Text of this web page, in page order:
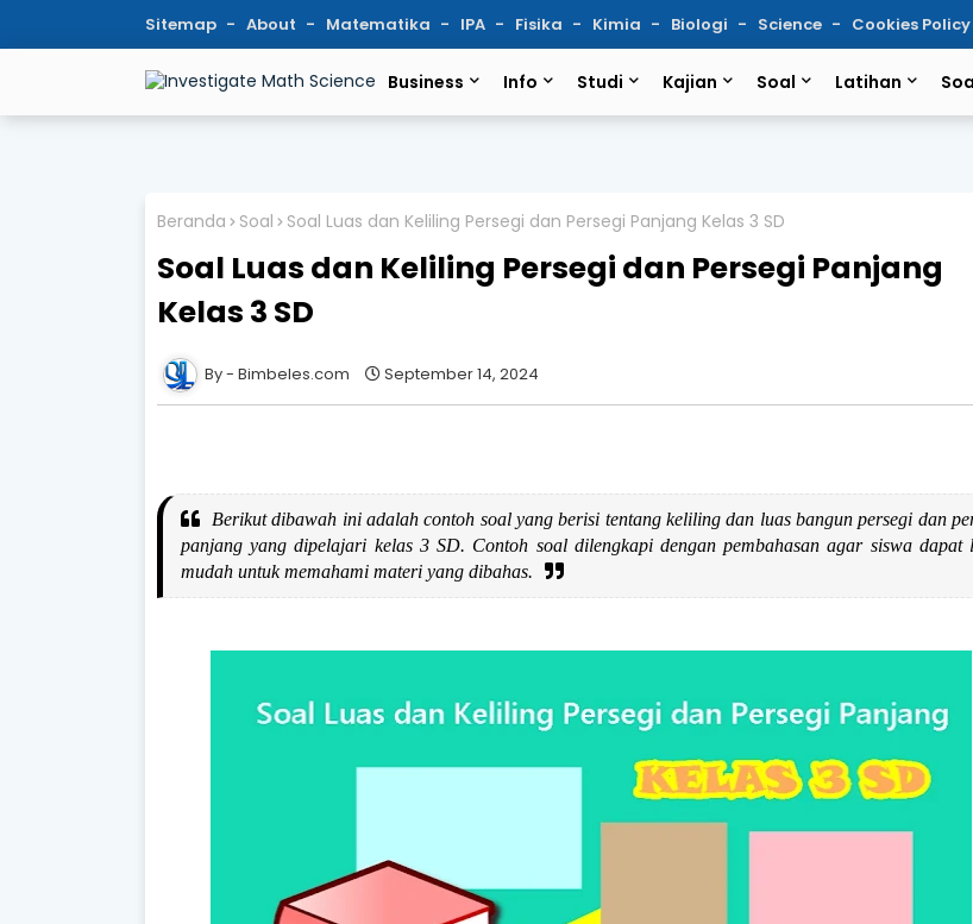
Sitemap About Matematika IPA Fisika Kimia Biologi Science Cookies Policy
Business Info Studi Kajian Soal Latihan
Beranda Soal Soal Luas dan Keliling Persegi dan Persegi Panjang Kelas 3 SD
Soal Luas dan Keliling Persegi dan Persegi Panjang
Kelas 3 SD
Bimbeles.com September 14, 2024
Berikut dibawah ini adalah contoh soal yang berisi tentang keliling dan luas bangun persegi dan
panjang yang dipelajari kelas 3 SD. Contoh soal dilengkapi dengan pembahasan agar siswa dapat
mudah untuk memahami materi yang dibahas.